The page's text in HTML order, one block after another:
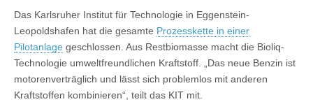
Das Karlsruher Institut für Technologie in Eggenstein-
Leopoldshafen hat die gesamte Prozesskette in einer
Pilotanlage geschlossen. Aus Restbiomasse macht die Bioliq-
Technologie umweltfreundlichen Kraftstoff. „Das neue Benzin ist
motorenverträglich und lässt sich problemlos mit anderen
Kraftstoffen kombinieren“, teilt das KIT mit.